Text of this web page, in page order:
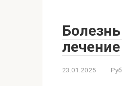
лечение
23.01.2025